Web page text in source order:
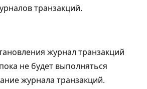
транзакций.
журнал транзакций
не будет выполняться
журнала транзакций.